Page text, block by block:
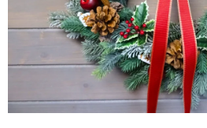
stůl
Vše